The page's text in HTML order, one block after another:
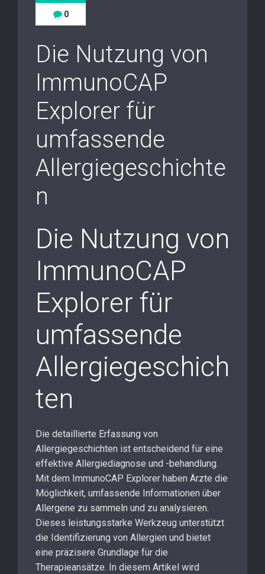
0
Die Nutzung von
ImmunoCAP
Explorer für
umfassende
Allergiegeschichte
n
Die Nutzung von
ImmunoCAP
Explorer für
umfassende
Allergiegeschich
ten
Die detaillierte Erfassung von
Allergiegeschichten ist entscheidend für eine
effektive Allergiediagnose und -behandlung.
Mit dem ImmunoCAP Explorer haben Ärzte die
Möglichkeit, umfassende Informationen über
Allergene zu sammeln und zu analysieren.
Dieses leistungsstarke Werkzeug unterstützt
die Identifizierung von Allergien und bietet
eine präzisere Grundlage für die
Therapieansätze. In diesem Artikel wird